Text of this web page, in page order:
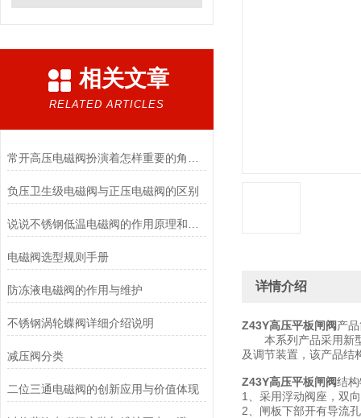
相关文章
RELATED ARTICLES
负压卫生级电磁阀与正压电磁阀的区别
电磁阀选型规则手册
防冻液电磁阀的作用与维护
不锈钢涡轮蝶阀详细介绍说明
减压阀分类
二位三通电磁阀的创新应用与价值体现
详情介绍
Z43Y高压平板闸阀产
本系列产品采用新型
及调节装置，该产品结
Z43Y高压平板闸阀结
1、采用浮动阀座，双
2、闸板下部开有导流